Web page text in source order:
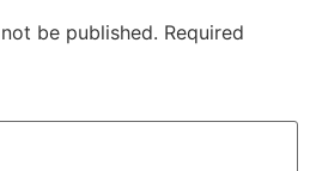
be published. Required